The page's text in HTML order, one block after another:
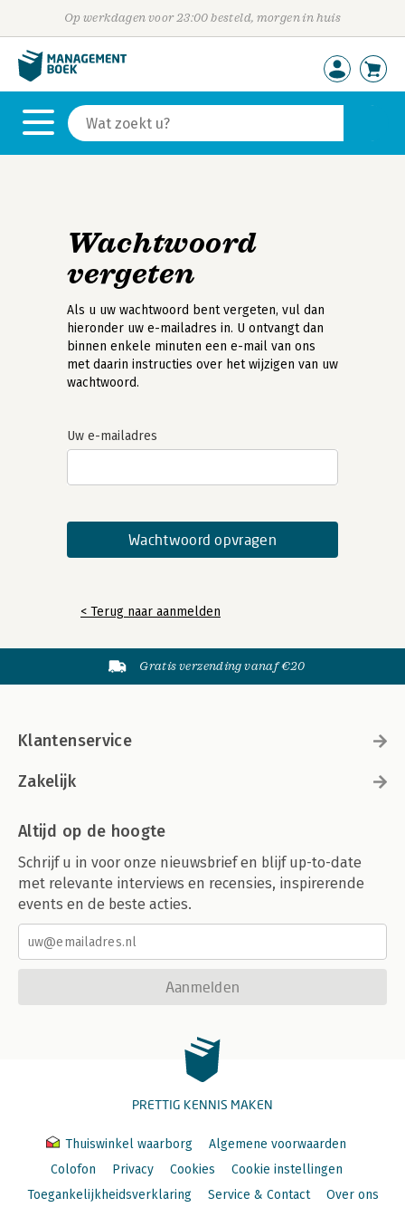
Op werkdagen voor 23:00 besteld, morgen in huis
Wachtwoord
vergeten
Als u uw wachtwoord bent vergeten, vul dan
hieronder uw e-mailadres in. U ontvangt dan
binnen enkele minuten een e-mail van ons
met daarin instructies over het wijzigen van uw
wachtwoord.
Uw e-mailadres
< Terug naar aanmelden
Gratis verzending vanaf €20
Klantenservice
Zakelijk
Altijd op de hoogte
Schrijf u in voor onze nieuwsbrief en blijf up-to-date
met relevante interviews en recensies, inspirerende
events en de beste acties.
Aanmelden
PRETTIG KENNIS MAKEN
Thuiswinkel waarborg
Algemene voorwaarden
Colofon
Privacy Cookies
Cookie instellingen
Toegankelijkheidsverklaring
Service & Contact Over ons